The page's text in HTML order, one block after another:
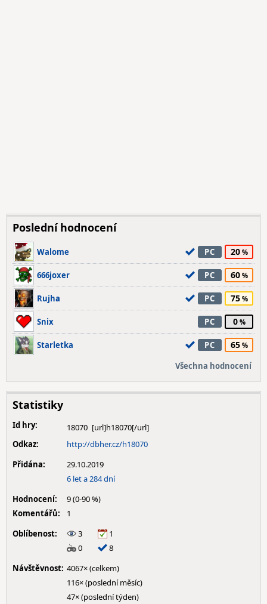
Poslední hodnocení
Walome PC 20
666joxer PC 60
Rujha PC 75
Snix PC 0
Starletka PC 65
Všechna hodnocení
Statistiky
Id hry:
18070
Odkaz:
http://dbher.cz/h18070
Přidána:
29.10.2019
6 let a 284 dní
Hodnocení:
9 (0-90 %)
Komentářů:
1
Oblíbenost:
3
1
0
8
Návštěvnost: 4067× (celkem)
116× (poslední měsíc)
47× (poslední týden)